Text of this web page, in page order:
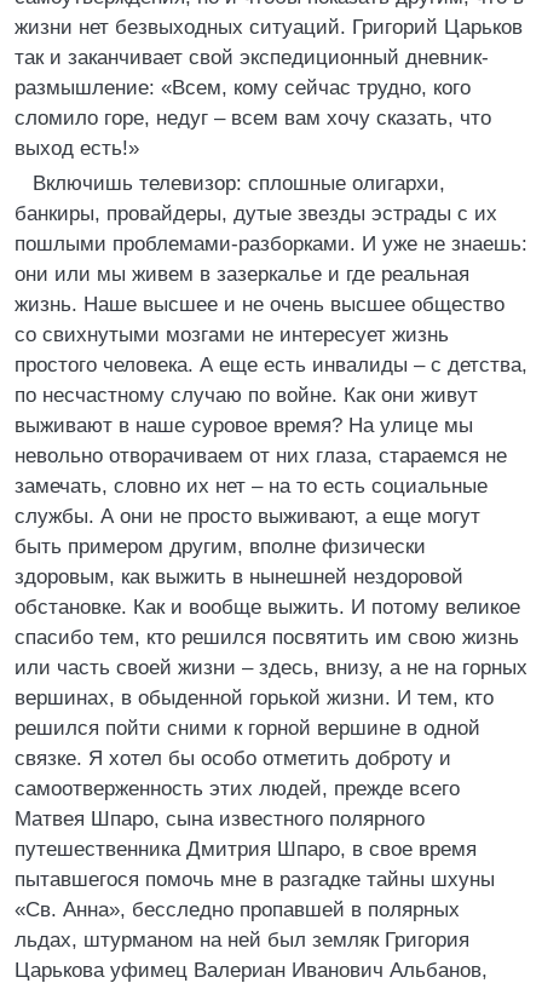
жизни нет безвыходных ситуаций. Григорий Царьков
так и заканчивает свой экспедиционный дневник-
размышление: «Всем, кому сейчас трудно, кого
сломило горе, недуг – всем вам хочу сказать, что
выход есть!»
Включишь телевизор: сплошные олигархи,
банкиры, провайдеры, дутые звезды эстрады с их
пошлыми проблемами-разборками. И уже не знаешь:
они или мы живем в зазеркалье и где реальная
жизнь. Наше высшее и не очень высшее общество
со свихнутыми мозгами не интересует жизнь
простого человека. А еще есть инвалиды – с детства,
по несчастному случаю по войне. Как они живут
выживают в наше суровое время? На улице мы
невольно отворачиваем от них глаза, стараемся не
замечать, словно их нет – на то есть социальные
службы. А они не просто выживают, а еще могут
быть примером другим, вполне физически
здоровым, как выжить в нынешней нездоровой
обстановке. Как и вообще выжить. И потому великое
спасибо тем, кто решился посвятить им свою жизнь
или часть своей жизни – здесь, внизу, а не на горных
вершинах, в обыденной горькой жизни. И тем, кто
решился пойти сними к горной вершине в одной
связке. Я хотел бы особо отметить доброту и
самоотверженность этих людей, прежде всего
Матвея Шпаро, сына известного полярного
путешественника Дмитрия Шпаро, в свое время
пытавшегося помочь мне в разгадке тайны шхуны
«Св. Анна», бесследно пропавшей в полярных
льдах, штурманом на ней был земляк Григория
Царькова уфимец Валериан Иванович Альбанов,